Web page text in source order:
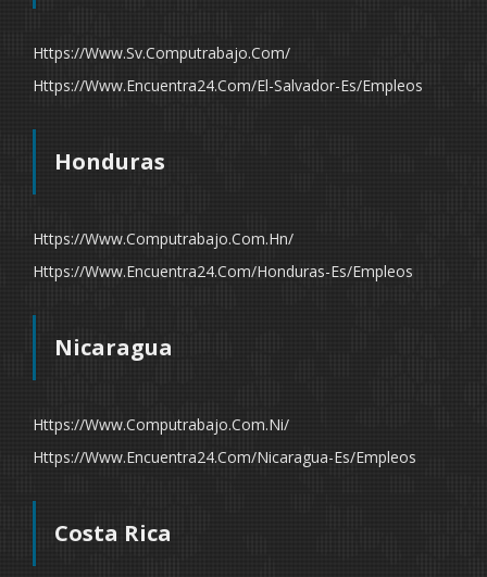
Https://www.sv.computrabajo.com/
Https://www.encuentra24.com/el-Salvador-Es/empleos
Honduras
Https://www.computrabajo.com.hn/
Https://www.encuentra24.com/honduras-Es/empleos
Nicaragua
Https://www.computrabajo.com.ni/
Https://www.encuentra24.com/nicaragua-Es/empleos
Costa Rica